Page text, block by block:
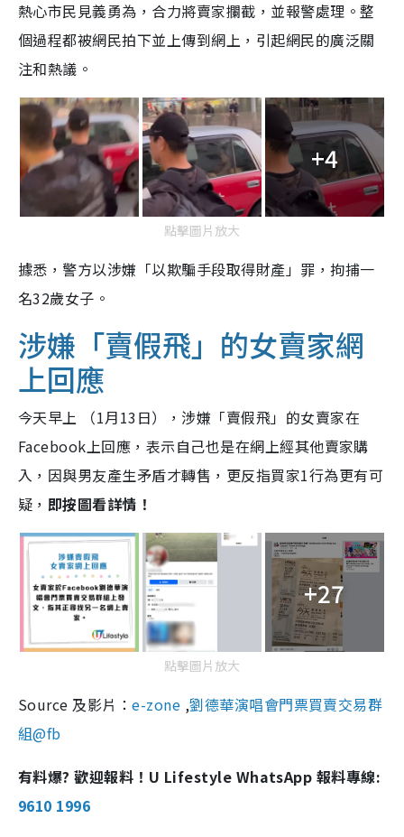
熱心市民見義勇為，合力將賣家攔截，並報警處理。整
個過程都被網民拍下並上傳到網上，引起網民的廣泛關
注和熱議。
+4
點擊圖片放大
據悉，警方以涉嫌「以欺騙手段取得財產」罪，拘捕一
名32歲女子。
涉嫌「賣假飛」的女賣家網
上回應
今天早上 （1月13日），涉嫌「賣假飛」的女賣家在
Facebook上回應，表示自己也是在網上經其他賣家購
入，因與男友產生矛盾才轉售，更反指買家1行為更有可
疑， 即按圖看詳情！
+27
點擊圖片放大
Source 及影片：e-zone ,劉德華演唱會門票買賣交易群
組@fb
有料爆? 歡迎報料！U Lifestyle WhatsApp 報料專線:
9610 1996